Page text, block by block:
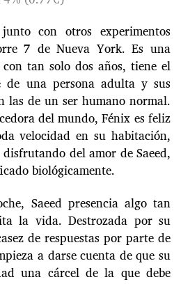
con otros experimentos
7 de Nueva York. Es una
tan solo dos años, tiene el
una persona adulta y sus
las de un ser humano normal.
del mundo, Fénix es feliz
velocidad en su habitación,
del amor de Saeed,
biológicamente.
Saeed presencia algo tan
la vida. Destrozada por su
de respuestas por parte de
a darse cuenta de que su
una cárcel de la que debe